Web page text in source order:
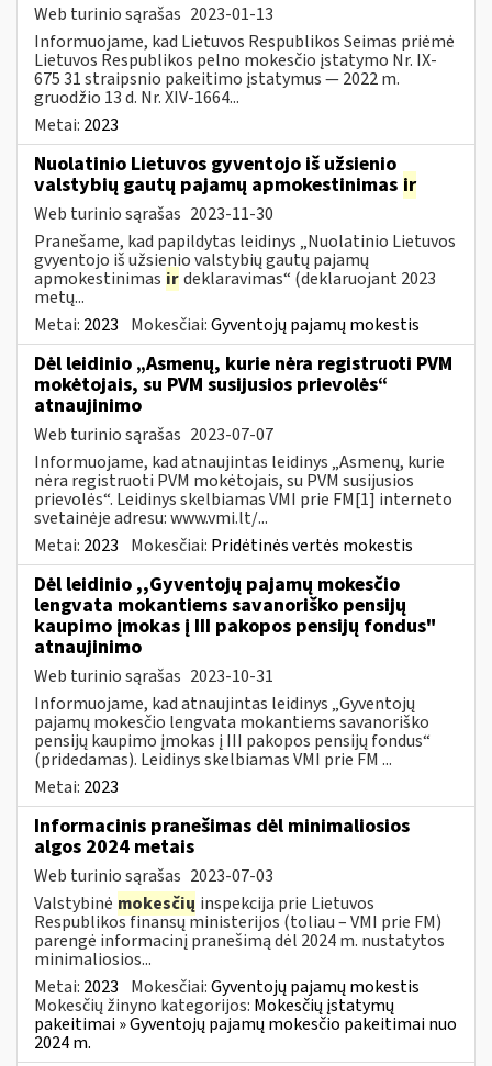
Web turinio sąrašas 2023-01-13
Informuojame, kad Lietuvos Respublikos Seimas priėmė
Lietuvos Respublikos pelno mokesčio įstatymo Nr. IX-
675 31 straipsnio pakeitimo įstatymus — 2022 m.
gruodžio 13 d. Nr. XIV-1664...
Metai: 2023
Nuolatinio Lietuvos gyventojo iš užsienio
valstybių gautų pajamų apmokestinimas ir
Web turinio sąrašas 2023-11-30
Pranešame, kad papildytas leidinys „Nuolatinio Lietuvos
gvyentojo iš užsienio valstybių gautų pajamų
apmokestinimas irdeklaravimas“ (deklaruojant 2023
metų...
Metai: 2023 Mokesčiai:Gyventojų pajamų mokestis
Dėl leidinio „Asmenų, kurie nėra registruoti PVM
mokėtojais, su PVM susijusios prievolės“
atnaujinimo
Web turinio sąrašas 2023-07-07
Informuojame, kad atnaujintas leidinys „Asmenų, kurie
nėra registruoti PVM mokėtojais, su PVM susijusios
prievolės“. Leidinys skelbiamas VMI prie FM[1] interneto
svetainėje adresu: www.vmi.lt/...
Metai: 2023 Mokesčiai: Pridėtinės vertės mokestis
Dėl leidinio ,,Gyventojų pajamų mokesčio
lengvata mokantiems savanoriško pensijų
kaupimo įmokas į III pakopos pensijų fondus"
atnaujinimo
Web turinio sąrašas 2023-10-31
Informuojame, kad atnaujintas leidinys „Gyventojų
pajamų mokesčio lengvata mokantiems savanoriško
pensijų kaupimo įmokas į III pakopos pensijų fondus“
(pridedamas). Leidinys skelbiamas VMI prie FM ...
Metai: 2023
Informacinis pranešimas dėl minimaliosios
algos 2024 metais
Web turinio sąrašas 2023-07-03
Valstybinė mokesčių inspekcija prie Lietuvos
Respublikos finansų ministerijos (toliau – VMI prie FM)
parengė informacinį pranešimą dėl 2024 m. nustatytos
minimaliosios...
Metai: 2023 Mokesčiai:Gyventojų pajamų mokestis
Mokesčių žinyno kategorijos: Mokesčių įstatymų
pakeitimai » Gyventojų pajamų mokesčio pakeitimai nuo
2024 m.